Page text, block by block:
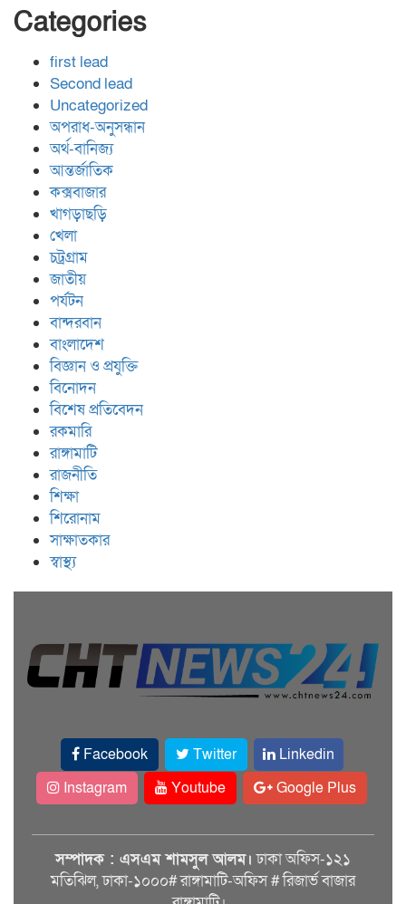
Categories
first lead
Second lead
Uncategorized
অপরাধ-অনুসন্ধান
অর্থ-বানিজ্য
আন্তর্জাতিক
কক্সবাজার
খাগড়াছড়ি
খেলা
চট্রগ্রাম
জাতীয়
পর্যটন
বান্দরবান
বাংলাদেশ
বিজ্ঞান ও প্রযুক্তি
বিনোদন
বিশেষ প্রতিবেদন
রকমারি
রাঙ্গামাটি
রাজনীতি
শিক্ষা
শিরোনাম
সাক্ষাতকার
স্বাস্থ্য
Facebook Twitter
Linkedin
Instagram
Youtube Google Plus
সম্পাদক : এসএম শামসুল আলম। ঢাকা অফিস-১২১
মতিঝিল, ঢাকা-১০০০# রাঙ্গামাটি-অফিস # রিজার্ভ বাজার